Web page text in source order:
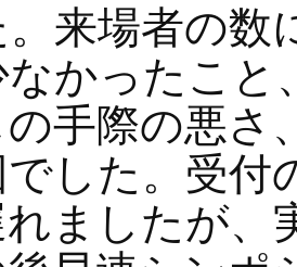
来場者の数
なかったこと
手際の悪さ
した。受付
ましたが、